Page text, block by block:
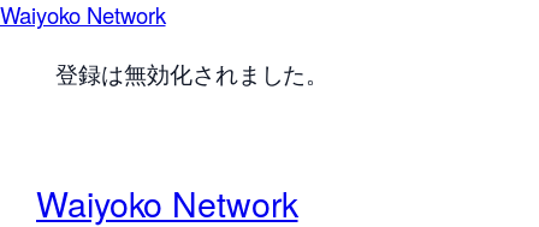
Waiyoko Network
登録は無効化されました。
Waiyoko Network